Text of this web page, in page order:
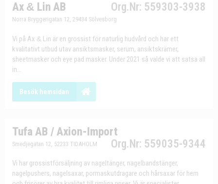
Ax & Lin AB Org.Nr: 559303-3938
Norra Bryggerigatan 12, 29434 Sölvesborg
Vi på Ax & Lin är en grossist för naturlig hudvård och har ett
kvalitativt utbud utav ansiktsmasker, serum, ansiktskrämer,
sheetmasker och eye pad masker. Under 2021 så valde vi att satsa all
in...
Besök hemsidan
Tufa AB / Axion-Import
Org.Nr: 559035-9344
Smedjegatan 12, 52233 TIDAHOLM
Vi har grossistförsäljning av nageltänger, nagelbandstänger,
nagelpushers, nagelsaxar, pormaskutdragare och hårsaxar för hem